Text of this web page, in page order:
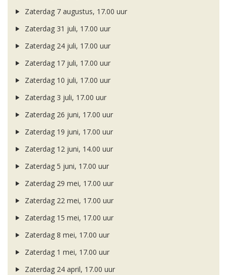
Zaterdag 7 augustus, 17.00 uur
Zaterdag 31 juli, 17.00 uur
Zaterdag 24 juli, 17.00 uur
Zaterdag 17 juli, 17.00 uur
Zaterdag 10 juli, 17.00 uur
Zaterdag 3 juli, 17.00 uur
Zaterdag 26 juni, 17.00 uur
Zaterdag 19 juni, 17.00 uur
Zaterdag 12 juni, 14.00 uur
Zaterdag 5 juni, 17.00 uur
Zaterdag 29 mei, 17.00 uur
Zaterdag 22 mei, 17.00 uur
Zaterdag 15 mei, 17.00 uur
Zaterdag 8 mei, 17.00 uur
Zaterdag 1 mei, 17.00 uur
Zaterdag 24 april, 17.00 uur